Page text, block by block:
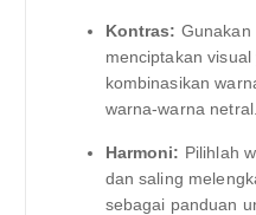
Kontras: Gunakan
menciptakan
kombinasikan
warna-warna netral.
Harmoni: Pilihlah
dan saling
sebagai panduan